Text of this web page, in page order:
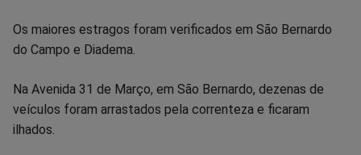
FacebookWhatsappTwitterMessengerTelegramGettr
Os maiores estragos foram verificados em São Bernardo
do Campo e Diadema.
Na Avenida 31 de Março, em São Bernardo, dezenas de
veículos foram arrastados pela correnteza e ficaram
ilhados.